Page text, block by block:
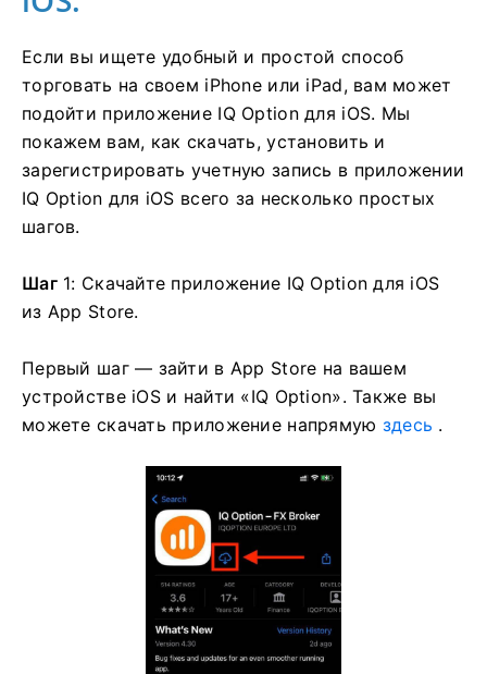
Если вы ищете удобный и простой способ
торговать на своем iPhone или iPad, вам может
подойти приложение IQ Option для iOS. Мы
покажем вам, как скачать, установить и
зарегистрировать учетную запись в приложении
IQ Option для iOS всего за несколько простых
шагов.
Шаг1: Скачайте приложение IQ Option для iOS
из App Store.
Первый шаг — зайти в App Store на вашем
устройстве iOS и найти «IQ Option». Также вы
можете скачать приложение напрямую здесь .